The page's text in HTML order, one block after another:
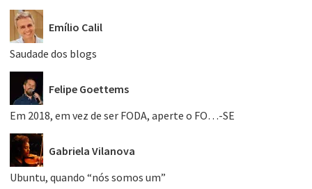
Emílio Calil
Saudade dos blogs
Felipe Goettems
Em 2018, em vez de ser FODA, aperte o FO…-SE
Gabriela Vilanova
Ubuntu, quando “nós somos um”